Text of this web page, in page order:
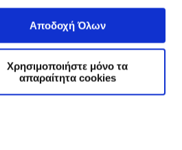
Αποδοχή Όλων
Χρησιμοποιήστε μόνο τα
απαραίτητα cookies